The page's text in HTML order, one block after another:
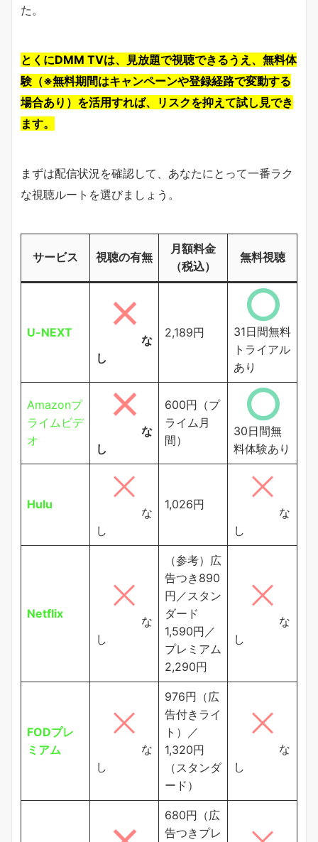
た。
とくにDMM TVは、見放題で視聴できるうえ、無料体
験（※無料期間はキャンペーンや登録経路で変動する
場合あり）を活用すれば、リスクを抑えて試し見でき
ます。
まずは配信状況を確認して、あなたにとって一番ラク
な視聴ルートを選びましょう。
サービス 視聴の有無
月額料金
（税込）
無料視聴
U-NEXT
な
し
2,189円
31日間無料
トライアル
あり
Amazonプ
ライムビデ
オ
な
し
600円（プ
ライム月
間）
30日間無
料体験あり
Hulu
な
し
1,026円
な
し
Netflix
な
し
（参考）広
告つき890
円／スタン
ダード
1,590円／
プレミアム
2,290円
な
し
FODプレ
ミアム
な
し
976円（広
告付きライ
ト）／
1,320円
（スタンダ
ード）
な
し
680円（広
告つきプレ